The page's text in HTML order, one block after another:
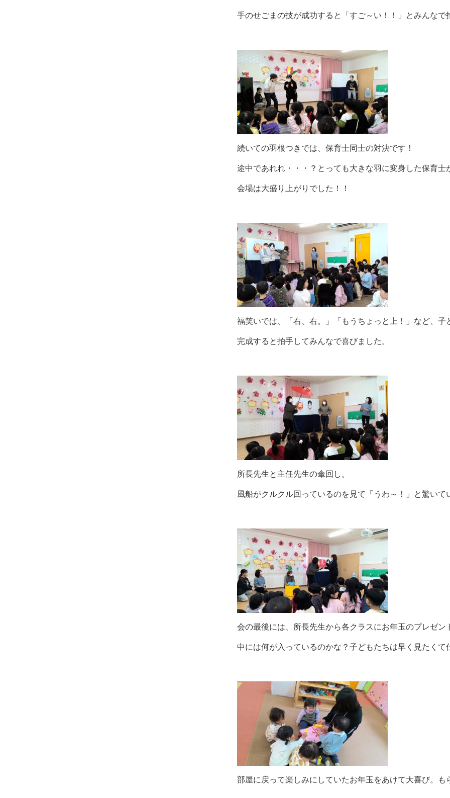
手のせごまの技が成功すると「すご～い！！」とみんなで
続いての羽根つきでは、保育士同士の対決です！
途中であれれ・・・？とっても大きな羽に変身した保育士
会場は大盛り上がりでした！！
福笑いでは、「右、右。」「もうちょっと上！」など、子
完成すると拍手してみんなで喜びました。
所長先生と主任先生の傘回し。
風船がクルクル回っているのを見て「うわ～！」と驚いて
会の最後には、所長先生から各クラスにお年玉のプレゼン
中には何が入っているのかな？子どもたちは早く見たくて
部屋に戻って楽しみにしていたお年玉をあけて大喜び。も